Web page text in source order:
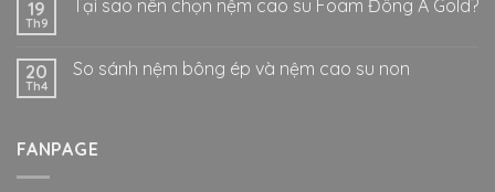
19
Th9
Tại sao nên chọn nệm cao su Foam Đông Á Gold?
20
Th4
So sánh nệm bông ép và nệm cao su non
FANPAGE